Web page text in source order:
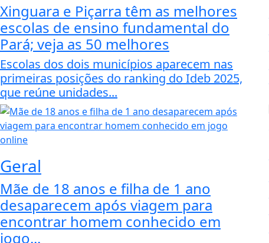
Xinguara e Piçarra têm as melhores
escolas de ensino fundamental do
Pará; veja as 50 melhores
Escolas dos dois municípios aparecem nas
primeiras posições do ranking do Ideb 2025,
que reúne unidades...
Geral
Mãe de 18 anos e filha de 1 ano
desaparecem após viagem para
encontrar homem conhecido em
jogo...